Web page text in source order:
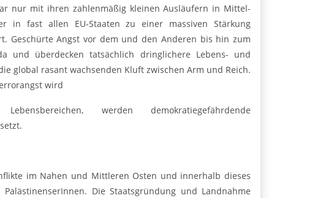
nur mit ihren zahlenmäßig kleinen Ausläufern in Mittel-
in fast allen EU-Staaten zu einer massiven Stärkung
Geschürte Angst vor dem und den Anderen bis hin zum
und überdecken tatsächlich dringlichere Lebens- und
global rasant wachsenden Kluft zwischen Arm und Reich.
wird
werden demokratiegefährdende
im Nahen und Mittleren Osten und innerhalb dieses
Die Staatsgründung und Landnahme